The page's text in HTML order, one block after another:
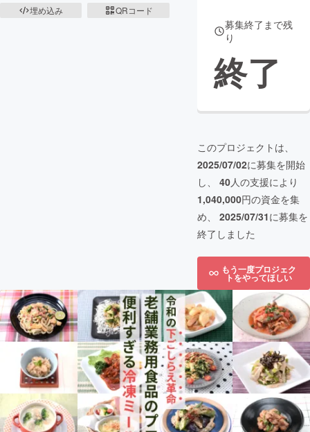
埋め込み
QRコード
募集終了まで残
り
終了
このプロジェクトは、
2025/07/02に募集を開始
し、 40人の支援により
1,040,000円の資金を集
め、 2025/07/31に募集を
終了しました
もう一度プロジェク
トをやってほしい